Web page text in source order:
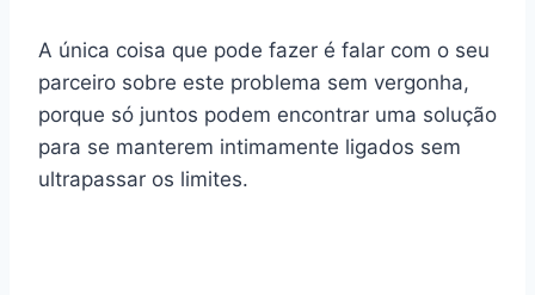
A única coisa que pode fazer é falar com o seu
parceiro sobre este problema sem vergonha,
porque só juntos podem encontrar uma solução
para se manterem intimamente ligados sem
ultrapassar os limites.